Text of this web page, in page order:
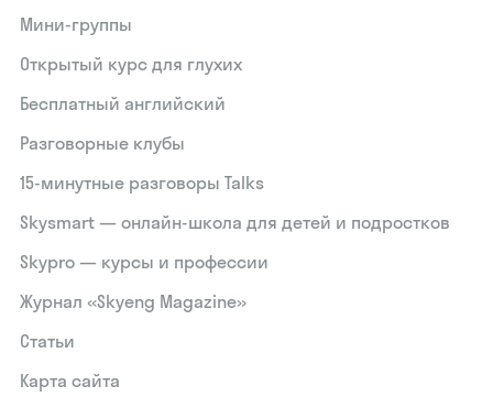
Мини-группы
Открытый курс для глухих
Бесплатный английский
Разговорные клубы
15‑минутные разговоры Talks
Skysmart — онлайн-школа для детей и подростков
Skypro — курсы и профессии
Журнал «Skyeng Magazine»
Статьи
Карта сайта